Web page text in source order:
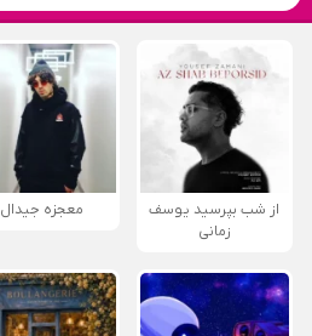
از شب بپرسید یوسف
زمانی
معجزه جیدال